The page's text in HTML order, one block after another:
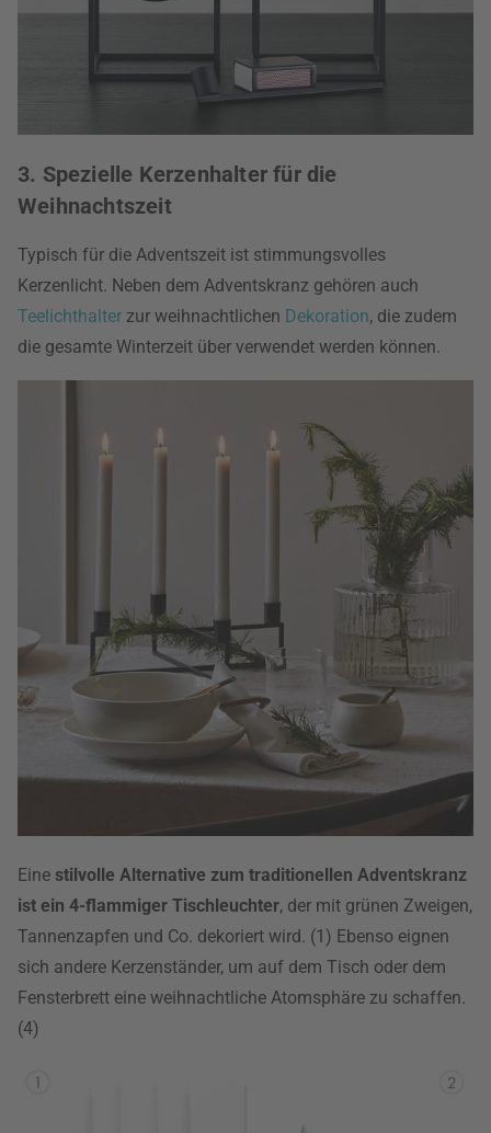
3. Spezielle Kerzenhalter für die
Weihnachtszeit
Typisch für die Adventszeit ist stimmungsvolles
Kerzenlicht. Neben dem Adventskranz gehören auch
Teelichthalter zur weihnachtlichen Dekoration, die zudem
die gesamte Winterzeit über verwendet werden können.
Eine stilvolle Alternative zum traditionellen Adventskranz
ist ein 4-flammiger Tischleuchter, der mit grünen Zweigen,
Tannenzapfen und Co. dekoriert wird. (1) Ebenso eignen
sich andere Kerzenständer, um auf dem Tisch oder dem
Fensterbrett eine weihnachtliche Atomsphäre zu schaffen.
(4)